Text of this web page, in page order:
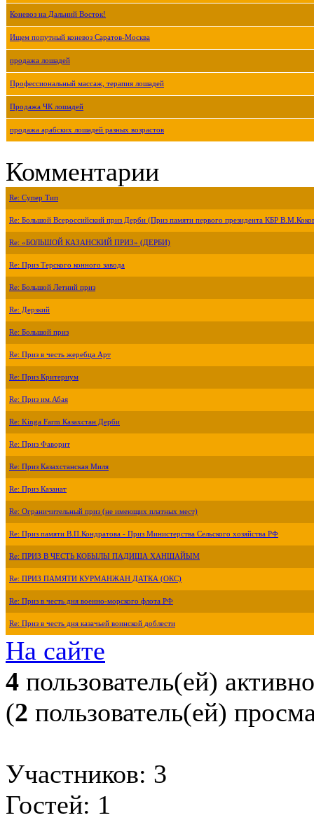
Коневоз на Дальний Восток!
Ищем попутный коневоз Саратов-Москва
продажа лошадей
Профессиональный массаж, терапия лошадей
Продажа ЧК лошадей
продажа арабских лошадей разных возрастов
Комментарии
Re: Супер Тип
Re: Большой Всероссийский приз Дерби (Приз памяти первого президента КБР
Re: «БОЛЬШОЙ КАЗАНСКИЙ ПРИЗ» (ДЕРБИ)
Re: Приз Терского конного завода
Re: Большой Летний приз
Re: Дерзкий
Re: Большой приз
Re: Приз в честь жеребца Арт
Re: Приз Критериум
Re: Приз им.Абая
Re: Kinga Farm Казахстан Дерби
Re: Приз Фаворит
Re: Приз Казахстанская Миля
Re: Приз Казанат
Re: Ограничительный приз (не имеющих платных мест)
Re: Приз памяти В.П.Кондратова - Приз Министерства Сельского хозяйства РФ
Re: ПРИЗ В ЧЕСТЬ КОБЫЛЫ ПАДИША ХАНШАЙЫМ
Re: ПРИЗ ПАМЯТИ КУРМАНЖАН ДАТКА (ОКС)
Re: Приз в честь дня военно-морского флота РФ
Re: Приз в честь дня казачьей воинской доблести
На сайте
4 пользователь(ей) активно
(2 пользователь(ей)
Участников: 3
Гостей: 1